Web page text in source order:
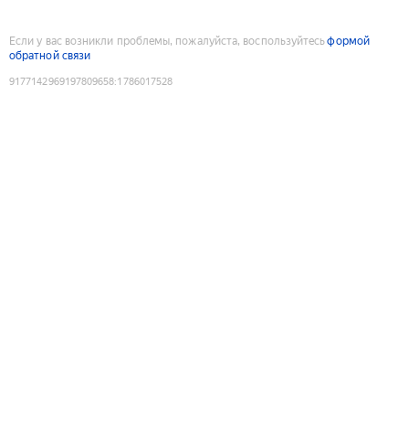
Если у вас возникли проблемы, пожалуйста, воспользуйтесьформой
обратной связи
9177142969197809658:1786017528